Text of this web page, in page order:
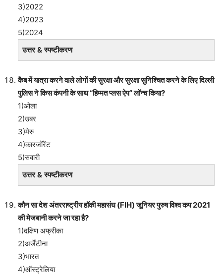
3)2022
4)2023
5)2024
उत्तर & स्पष्टीकरण
कैब में यात्रा करने वाले लोगों की सुरक्षा और सुरक्षा सुनिश्चित करने के लिए दिल्ली
पुलिस ने किस कंपनी के साथ “हिम्मत प्लस ऐप” लॉन्च किया?
1)ओला
2)उबर
3)मेरु
4)कारजोंरेंट
5)सवारी
उत्तर & स्पष्टीकरण
कौन सा देश अंतरराष्ट्रीय हॉकी महासंघ (FIH) जूनियर पुरुष विश्व कप 2021
की मेजबानी करने जा रहा है?
1)दक्षिण अफ्रीका
2)अर्जेंटीना
3)भारत
4)ऑस्ट्रेलिया